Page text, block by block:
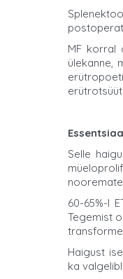
MF korral
ülekanne,
Selle
60-65%-l
Tegemist
Haigust
ka